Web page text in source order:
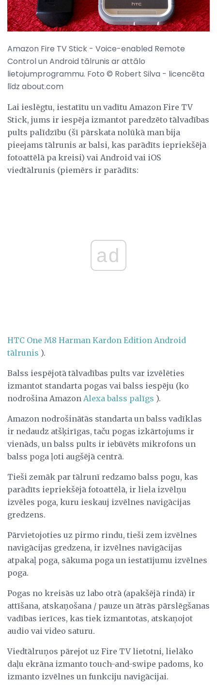
Amazon Fire TV Stick - Voice-enabled Remote
Control un Android tālrunis ar attālo
lietojumprogrammu. Foto © Robert Silva - licencēta
līdz about.com
Lai ieslēgtu, iestatītu un vadītu Amazon Fire TV
Stick, jums ir iespēja izmantot paredzēto tālvadības
pults palīdzību (šī pārskata nolūkā man bija
pieejams tālrunis ar balsi, kas parādīts iepriekšējā
fotoattēlā pa kreisi) vai Android vai iOS
viedtālrunis (piemērs ir parādīts:
ad
HTC One M8 Harman Kardon Edition Android
tālrunis ).
Balss iespējotā tālvadības pults var izvēlēties
izmantot standarta pogas vai balss iespēju (ko
nodrošina Amazon Alexa balss palīgs ).
Amazon nodrošinātās standarta un balss vadīklas
ir nedaudz atšķirīgas, taču pogas izkārtojums ir
vienāds, un balss pults ir iebūvēts mikrofons un
balss poga ļoti augšējā centrā.
Tieši zemāk par tālrunī redzamo balss pogu, kas
parādīts iepriekšējā fotoattēlā, ir liela izvēlņu
izvēles poga, kuru ieskauj izvēlnes navigācijas
gredzens.
Pārvietojoties uz pirmo rindu, tieši zem izvēlnes
navigācijas gredzena, ir izvēlnes navigācijas
atpakaļ poga, sākuma poga un iestatījumu izvēlnes
poga.
Pogas no kreisās uz labo otrā (apakšējā rindā) ir
attīšana, atskaņošana / pauze un ātrās pārslēgšanas
vadības ierīces, kas tiek izmantotas, atskaņojot
audio vai video saturu.
Viedtālruņos pārejot uz Fire TV lietotni, lielāko
daļu ekrāna izmanto touch-and-swipe padoms, ko
izmanto izvēlnes un funkciju navigācijai.